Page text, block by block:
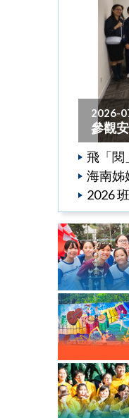
2026-
參觀
飛「閱
海南姊
2026